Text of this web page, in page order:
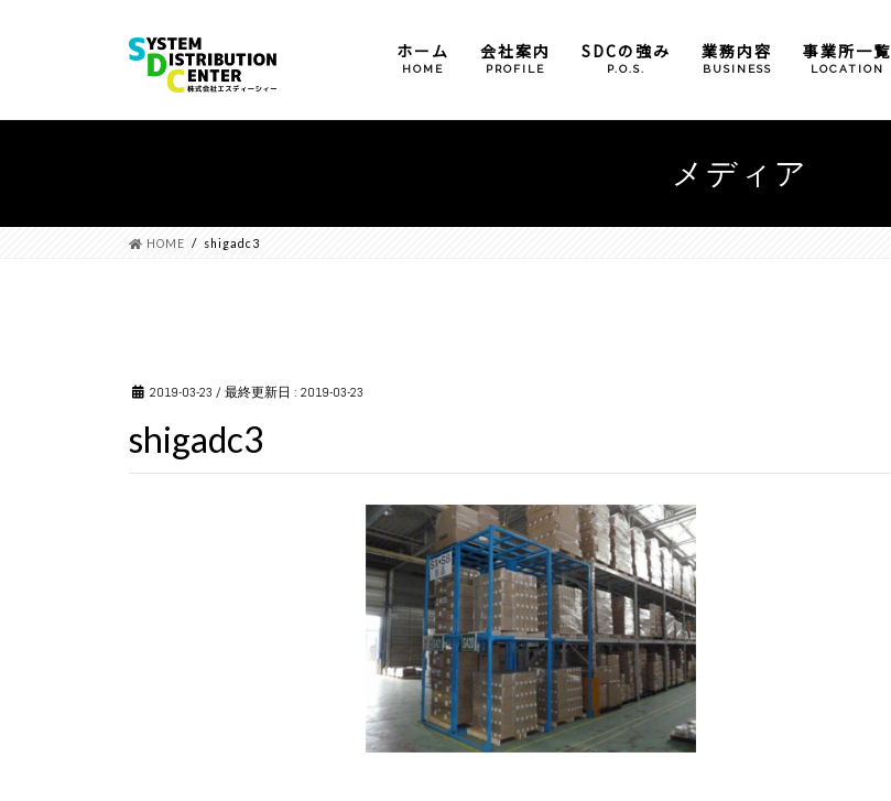
ホーム
HOME
会社案内
PROFILE
SDCの強み
P.O.S.
業務内容
BUSINESS
包装加工業務
事業所一覧
LOCATION
大阪事業所
メディア
HOME shigadc3
2019-03-23 / 最終更新日 : 2019-03-23
shigadc3